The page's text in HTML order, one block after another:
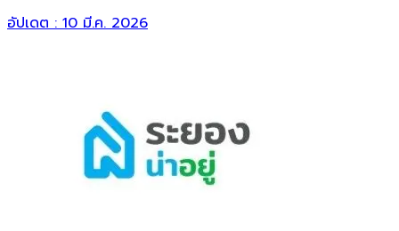
อัปเดต :10 มี.ค. 2026